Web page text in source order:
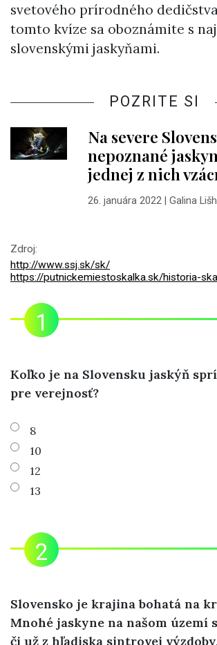
svetového prírodného dedičstva
tomto kvíze sa oboznámite s
slovenskými jaskyňami.
POZRITE SI
Na severe
nepoznané
jednej z nich
26. januára 2022| Galina
Zdroj:
http://www.ssj.sk/sk/
https://putnickemiestoskalka.sk/historia-
Koľko je na Slovensku jaskýň
pre verejnosť?
8
10
12
13
Slovensko je krajina bohatá na
Mnohé jaskyne na našom území
či už z hľadiska sintrovej